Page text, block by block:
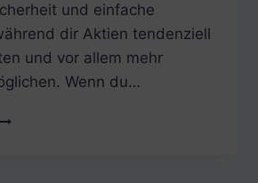
und einfache
dir Aktien tendenziell
und vor allem mehr
Wenn du…
AKTIE